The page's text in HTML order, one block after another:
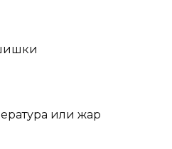
или жар